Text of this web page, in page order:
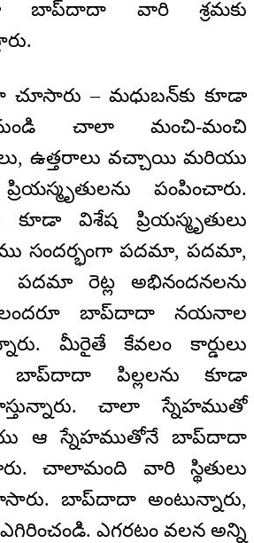
బాప్‌‌దాదా వారి శ్రమకు
– మధుబన్‌కు కూడా
చాలా మంచి-మంచి
ఉత్తరాలు వచ్చాయి మరియు
పంపించారు.
విశేష ప్రియస్మృతులు
సందర్భంగా పదమా, పదమా,
రెట్ల అభినందనలను
బాప్‌‌దాదా నయనాల
మీరైతే కేవలం కార్డులు
బాప్‌‌దాదా పిల్లలను కూడా
చాలా స్నేహముతో
ఆ స్నేహముతోనే బాప్‌‌దాదా
చాలామంది వారి స్థితులు
బాప్‌‌దాదా అంటున్నారు,
ఎగరటం వలన అన్ని